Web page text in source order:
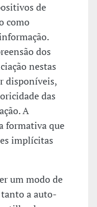
de
como
dos
nestas
disponíveis,
das
A
formativa que
implícitas
um modo de
a auto-